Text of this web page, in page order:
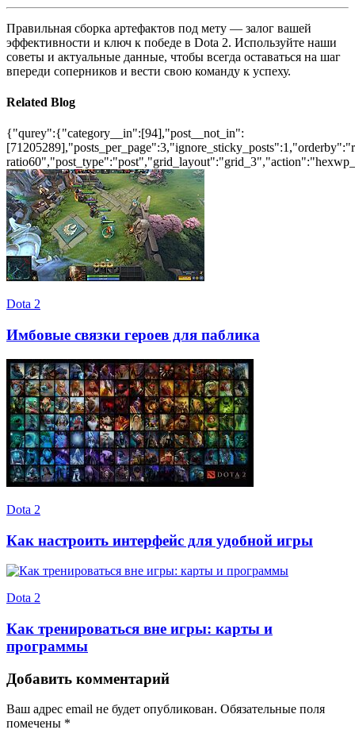
Правильная сборка артефактов под мету — залог вашей
эффективности и ключ к победе в Dota 2. Используйте наши
советы и актуальные данные, чтобы всегда оставаться на шаг
впереди соперников и вести свою команду к успеху.
Related Blog
{"qurey":{"category__in":[94],"post__not_in":
Dota 2
Имбовые связки героев для паблика
Dota 2
Как настроить интерфейс для удобной игры
Dota 2
Как тренироваться вне игры: карты и
программы
Добавить комментарий
Ваш адрес email не будет опубликован. Обязательные поля
помечены *